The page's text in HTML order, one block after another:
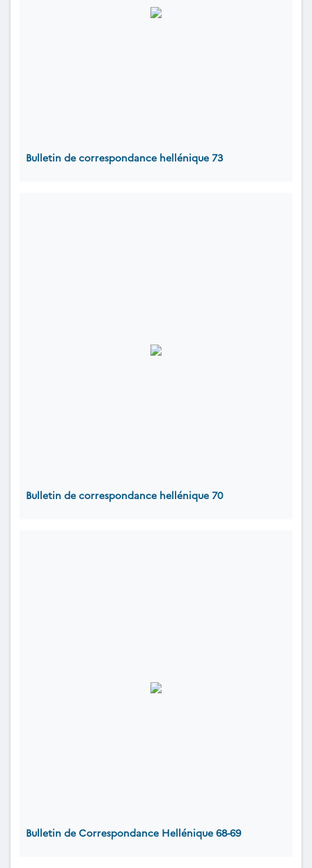
Bulletin de correspondance hellénique 73
Bulletin de correspondance hellénique 70
Bulletin de Correspondance Hellénique 68-69